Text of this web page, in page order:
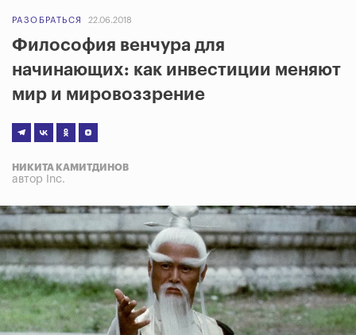
РАЗОБРАТЬСЯ 22.06.2018
Философия венчура для
начинающих: как инвестиции меняют
мир и мировоззрение
НИКИТА КАМИТДИНОВ
автор Inc.